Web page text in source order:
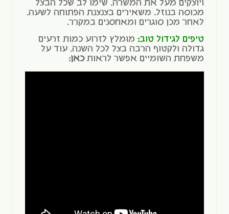
ויוצקים מעל את המשרה. שימו לב שכל הבצל
מכוסה בנוזל. משאירים בצנצנת הפתוחה לשעה.
לאחר מכן סוגרים ומאחסנים במקרר.
טיפים לגידול טוב: מומלץ לזרוע כמות זרעים
גדולה ולקטוף הרבה בצל לכל השנה. עוד על
משפחת השומיים אפשר לראותכאן: